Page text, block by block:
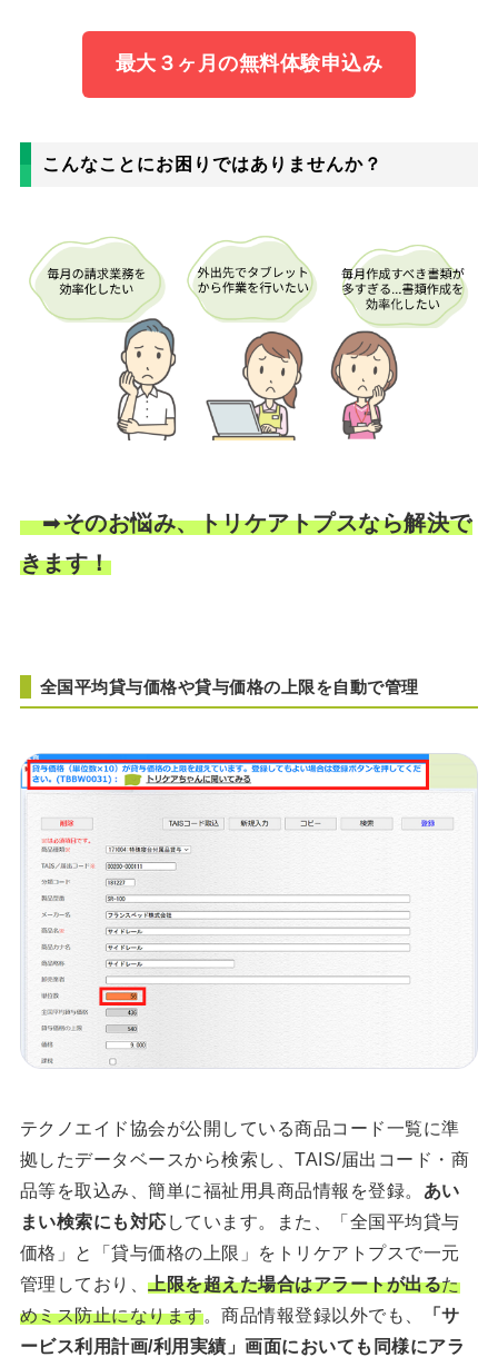
最大３ヶ月の無料体験申込み
こんなことにお困りではありませんか？
➡そのお悩み、トリケアトプスなら解決で
きます！
全国平均貸与価格や貸与価格の上限を自動で管理
テクノエイド協会が公開している商品コード一覧に準
拠したデータベースから検索し、TAIS/届出コード・商
品等を取込み、簡単に福祉用具商品情報を登録。 あい
まい検索にも対応 しています。また、「全国平均貸与
価格」と「貸与価格の上限」をトリケアトプスで一元
管理しており、上限を超えた場合はアラートが出るた
めミス防止になります。商品情報登録以外でも、
「サ
ービス利用計画/利用実績」画面においても同様にアラ